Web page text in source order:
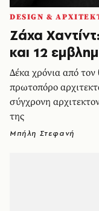
DESIGN &
Ζάχα
και 12
Δέκα χρόνια από
πρωτοπόρο
σύγχρονη
της
Μπήλη Στεφανή